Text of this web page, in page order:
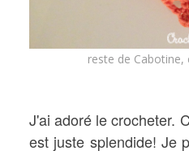
reste de Cabotine,
J'ai adoré le crocheter.
est juste splendide! Je